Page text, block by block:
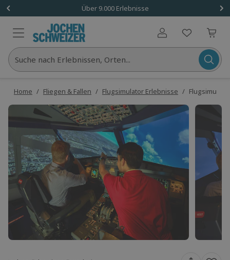
Über 9.000 Erlebnisse
Benutzerkonto
Suche nach Erlebnissen, Orten...
Home / Fliegen & Fallen / Flugsimulator Erlebnisse /